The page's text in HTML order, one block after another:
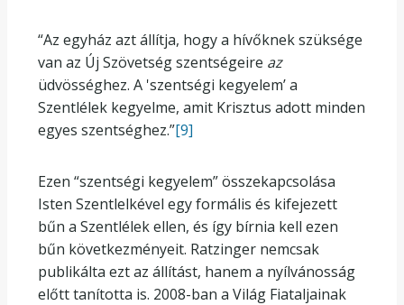
“Az egyház azt állítja, hogy a hívőknek szüksége
van az Új Szövetség szentségeire az
üdvösséghez. A 'szentségi kegyelem’ a
Szentlélek kegyelme, amit Krisztus adott minden
egyes szentséghez.”[9]
Ezen “szentségi kegyelem” összekapcsolása
Isten Szentlelkével egy formális és kifejezett
bűn a Szentlélek ellen, és így bírnia kell ezen
bűn következményeit. Ratzinger nemcsak
publikálta ezt az állítást, hanem a nyílvánosság
előtt tanította is. 2008-ban a Világ Fiataljainak